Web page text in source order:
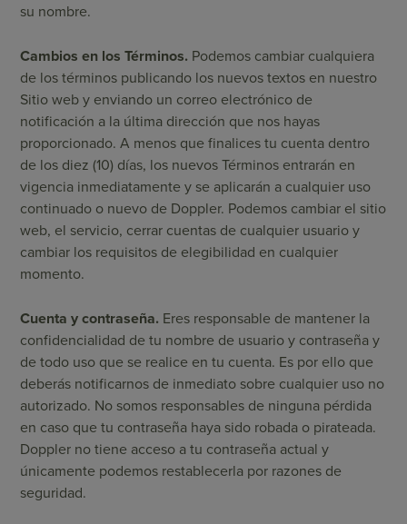
su nombre.
Cambios en los Términos. Podemos cambiar cualquiera
de los términos publicando los nuevos textos ​​en nuestro
Sitio web y enviando un correo electrónico de
notificación a la última dirección que nos hayas
proporcionado. A menos que finalices tu cuenta dentro
de los diez (10) días, los nuevos Términos entrarán en
vigencia inmediatamente y se aplicarán a cualquier uso
continuado o nuevo de Doppler. Podemos cambiar el sitio
web, el servicio, cerrar cuentas de cualquier usuario y
cambiar los requisitos de elegibilidad en cualquier
momento.
Cuenta y contraseña. Eres responsable de mantener la
confidencialidad de tu nombre de usuario y contraseña y
de todo uso que se realice en tu cuenta. Es por ello que
deberás notificarnos de inmediato sobre cualquier uso no
autorizado. No somos responsables de ninguna pérdida
en caso que tu contraseña haya sido robada o pirateada.
Doppler no tiene acceso a tu contraseña actual y
únicamente podemos restablecerla por razones de
seguridad.